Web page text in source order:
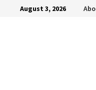
ZurückAugust 3, 2026 Abo